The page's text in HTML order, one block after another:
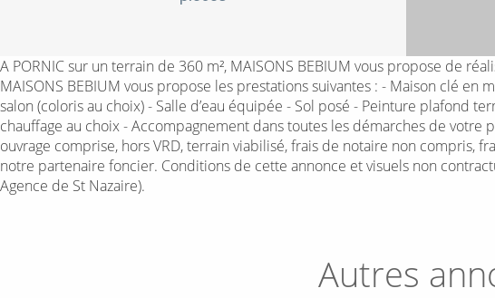
A PORNIC sur un terrain de 360 m², MAISONS BEBIUM vous propose de
MAISONS BEBIUM vous propose les prestations suivantes : - Maison clé
salon (coloris au choix) - Salle d’eau équipée - Sol posé - Peinture plafond
chauffage au choix - Accompagnement dans toutes les démarches de votre
ouvrage comprise, hors VRD, terrain viabilisé, frais de notaire non
notre partenaire foncier. Conditions de cette annonce et visuels non
Agence de St Nazaire).
Autres